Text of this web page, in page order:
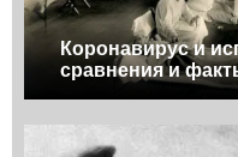
Коронавирус и
сравнения и